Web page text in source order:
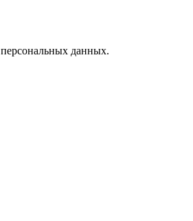
данных.